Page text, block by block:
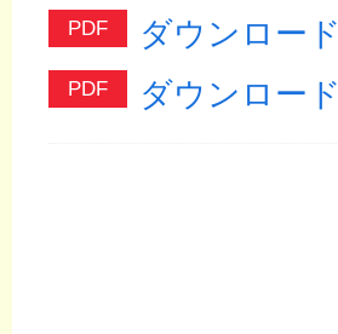
ダウンロード
ダウンロード